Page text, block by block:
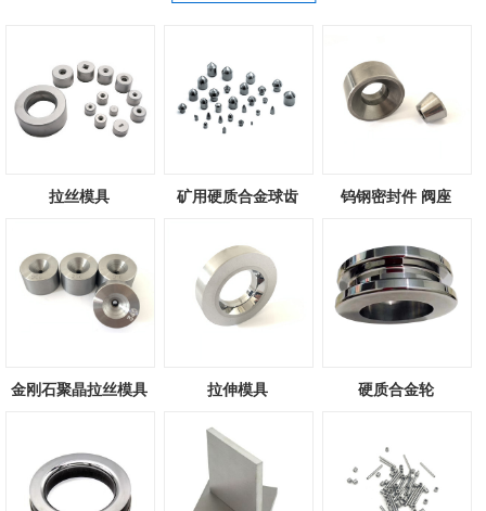
拉丝模具 矿用硬质合金球齿 钨钢密封件 阀座
金刚石聚晶拉丝模具 拉伸模具 硬质合金轮